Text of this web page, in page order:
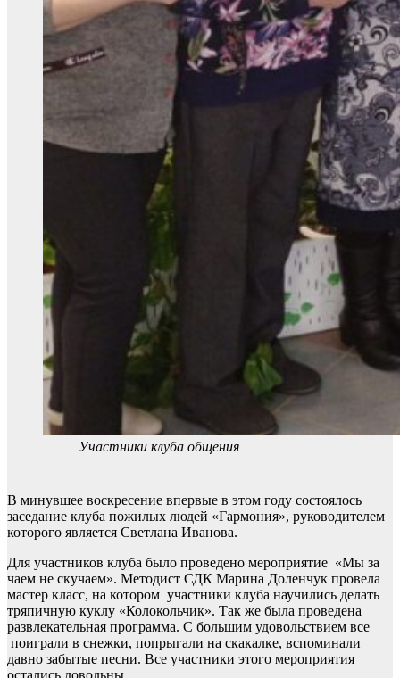
Участники клуба общения
В минувшее воскресение впервые в этом году состоялось
заседание клуба пожилых людей «Гармония», руководителем
которого является Светлана Иванова.
Для участников клуба было проведено мероприятие «Мы за
чаем не скучаем». Методист СДК Марина Доленчук провела
мастер класс, на котором участники клуба научились делать
тряпичную куклу «Колокольчик». Так же была проведена
развлекательная программа. С большим удовольствием все
поиграли в снежки, попрыгали на скакалке, вспоминали
давно забытые песни. Все участники этого мероприятия
остались довольны.